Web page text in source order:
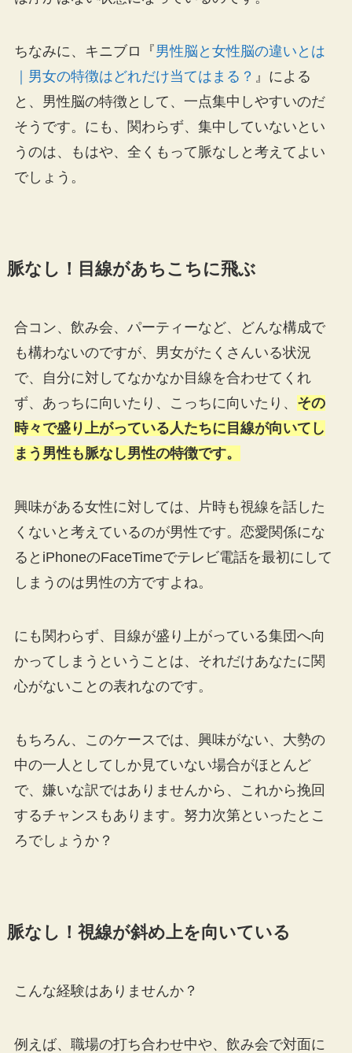
ちなみに、キニブロ『男性脳と女性脳の違いとは
｜男女の特徴はどれだけ当てはまる？ 』による
と、男性脳の特徴として、一点集中しやすいのだ
そうです。にも、関わらず、集中していないとい
うのは、もはや、全くもって脈なしと考えてよい
でしょう。
脈なし！目線があちこちに飛ぶ
合コン、飲み会、パーティーなど、どんな構成で
も構わないのですが、男女がたくさんいる状況
で、自分に対してなかなか目線を合わせてくれ
ず、あっちに向いたり、こっちに向いたり、 その
時々で盛り上がっている人たちに目線が向いてし
まう男性も脈なし男性の特徴です。
興味がある女性に対しては、片時も視線を話した
くないと考えているのが男性です。恋愛関係にな
るとiPhoneのFaceTimeでテレビ電話を最初にして
しまうのは男性の方ですよね。
にも関わらず、目線が盛り上がっている集団へ向
かってしまうということは、それだけあなたに関
心がないことの表れなのです。
もちろん、このケースでは、興味がない、大勢の
中の一人としてしか見ていない場合がほとんど
で、嫌いな訳ではありませんから、これから挽回
するチャンスもあります。努力次第といったとこ
ろでしょうか？
脈なし！視線が斜め上を向いている
こんな経験はありませんか？
例えば、職場の打ち合わせ中や、飲み会で対面に